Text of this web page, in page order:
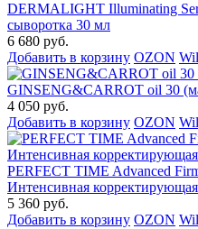
DERMALIGHT Illuminating
сыворотка 30 мл
6 680 руб.
Добавить в корзину OZON
GINSENG&CARROT oil 30
4 050 руб.
Добавить в корзину OZON
PERFECT TIME Advanced
Интенсивная
5 360 руб.
Добавить в корзину OZON